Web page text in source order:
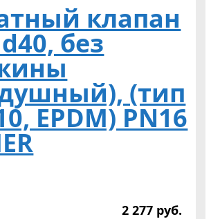
клапан
без
(тип
EPDM) PN16
2 277 руб.